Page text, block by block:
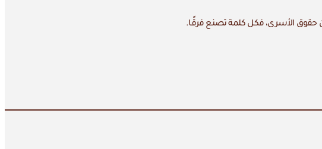
حقوق الأسرى، فكل كلمة تصنع فرقًا.